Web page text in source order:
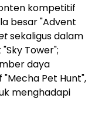
kompetitif
besar "Advent
sekaligus dalam
Tower";
daya
Pet Hunt",
menghadapi